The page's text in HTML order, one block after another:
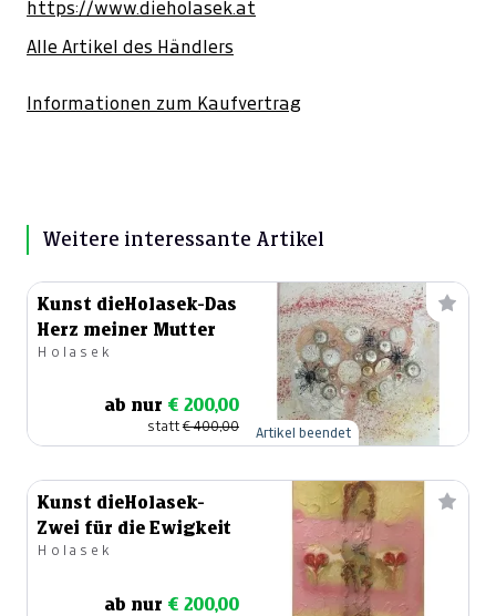
https://www.dieholasek.at
Alle Artikel des Händlers
Informationen zum Kaufvertrag
Weitere interessante Artikel
Kunst dieHolasek-Das
Herz meiner Mutter
Holasek
ab nur € 200,00
statt€ 400,00 Artikel beendet
Kunst dieHolasek-
Zwei für die Ewigkeit
Holasek
ab nur € 200,00